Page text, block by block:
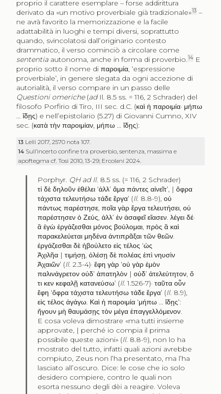
proprio il carattere esemplare – forse addirittura
derivato da «un motivo proverbiale già tradizionale»13 –
ne avrà favorito la memorizzazione e la facile
adattabilità in luoghi e tempi diversi, soprattutto
quando, svincolatosi dall’originario contesto
drammatico, il verso cominciò a circolare come
sententia autonoma, anche in forma di proverbio.14E
proprio sotto il nome di παροιμία, ‘espressione
proverbiale’, in genere slegata da ogni accezione di
autorialità, il verso compare in un passo delle
Questioni omeriche(adIl. 8.5 ss. = 116, 2 Schrader) del
filosofo Porfirio di Tiro, III sec. d.C. (καὶ ἡ παροιμία· μήπω
… ἴδῃς) e nell’epistolario (5.27) di Giovanni Cumno, XIV
sec. (κατὰ τὴν παροιμίαν, μήπω … ἴδῃς):
13 Lelli 2017, 2570 nota 107.
14 Sull’incerto confine tra proverbio, sentenza, massima e
apoftegma cf. Tosi 2010, 13-29; Ercolani 2024.
Porphyr. QH ad Il. 8.5 ss. (= 116, 2 Schrader)
τί δὲ δηλοῦν ἐθέλει ‘ἀλλ’ ἅμα πάντες αἰνεῖτ’, |ὄφρα
τάχιστα τελευτήσω τάδε ἔργα’ (Il. 8.8-9),οὐ
πάντως παρέστησε,ποῖα γὰρ ἔργα τελευτήσει,οὐ
παρέστησεν ὁ Ζεύς,ἀλλ’ ἐν ἀσαφεῖ εἴασεν.λέγει δέ·
ἃ ἐγὼ ἐργάζεσθαι μόνος βούλομαι,πρὸς ἃ καὶ
παρακελεύεται μηδένα ἀντιπρᾶξαι τῶν θεῶν.
ἐργάζεσθαι δὲ ἠβούλετο εἰς τέλος ‘ὡς
Ἀχιλῆα |τιμήσῃ,ὀλέσῃ δὲ πολέας ἐπὶ νηυσὶν
Ἀχαιῶν’ (Il. 2.3-4)·ἔφη γὰρ ‘οὐ γὰρ ἐμὸν
παλινάγρετον οὐδ’ ἀπατηλὸν |οὐδ’ ἀτελεύτητον,ὅ
τι κεν κεφαλῇ κατανεύσω’ (Il. 1.526-7)·ταῦτα οὖν
ἔφη ‘ὄφρα τάχιστα τελευτήσω τάδε ἔργα’ (Il. 8.9),
εἰς τέλος ἀγάγω. Καὶ ἡ παροιμία ‘μήπω …ἴδῃς’:
ἤγουν μὴ θαυμάσῃς τὸν μέγα ἐπαγγελλόμενον.
E cosa voleva dimostrare «ma tutti insieme
approvate, | perché io compia il prima
possibile queste azioni» (Il. 8.8-9), non lo ha
mostrato del tutto, infatti quali azioni avrebbe
compiuto, Zeus non l’ha presentato, ma l’ha
lasciato all’oscuro. Dice: le cose che io solo
desidero compiere, contro le quali non
esorta nessuno degli dèi a reagire. Voleva